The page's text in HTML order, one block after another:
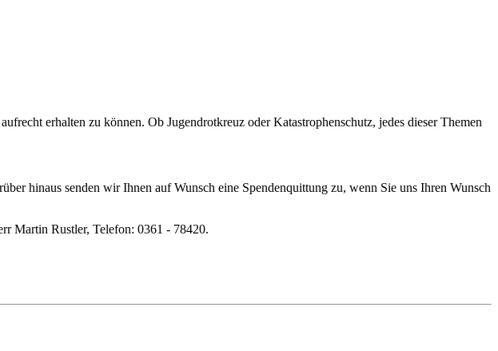
erhalten zu können. Ob Jugendrotkreuz oder Katastrophenschutz, jedes dieser Themen
hinaus senden wir Ihnen auf Wunsch eine Spendenquittung zu, wenn Sie uns Ihren Wunsch
Martin Rustler, Telefon: 0361 - 78420.